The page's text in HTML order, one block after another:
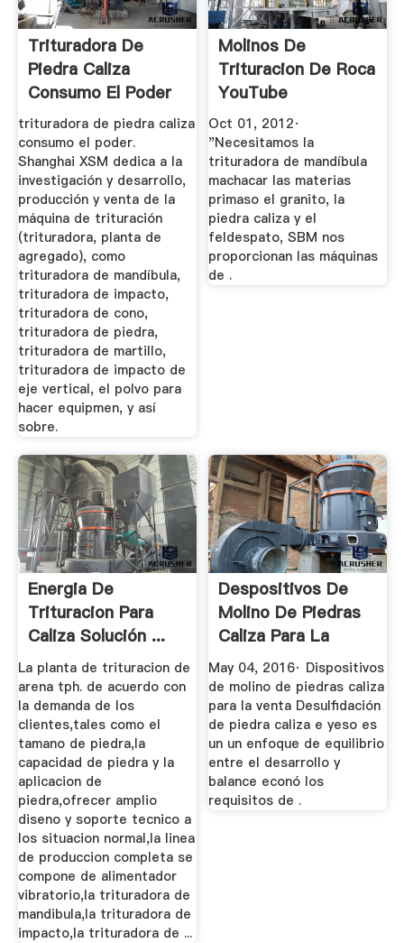
Trituradora De
Piedra Caliza
Consumo El Poder
...
trituradora de piedra caliza
consumo el poder.
Shanghai XSM dedica a la
investigación y desarrollo,
producción y venta de la
máquina de trituración
(trituradora, planta de
agregado), como
trituradora de mandíbula,
trituradora de impacto,
trituradora de cono,
trituradora de piedra,
trituradora de martillo,
trituradora de impacto de
eje vertical, el polvo para
hacer equipmen, y así
sobre.
Molinos De
Trituracion De Roca
YouTube
Oct 01, 2012·
"Necesitamos la
trituradora de mandíbula
machacar las materias
primaso el granito, la
piedra caliza y el
feldespato, SBM nos
proporcionan las máquinas
de .
Energia De
Trituracion Para
Caliza Solución ...
La planta de trituracion de
arena tph. de acuerdo con
la demanda de los
clientes,tales como el
tamano de piedra,la
capacidad de piedra y la
aplicacion de
piedra,ofrecer amplio
diseno y soporte tecnico a
los situacion normal,la linea
de produccion completa se
compone de alimentador
vibratorio,la trituradora de
mandibula,la trituradora de
impacto,la trituradora de ...
Despositivos De
Molino De Piedras
Caliza Para La
Venta ...
May 04, 2016· Dispositivos
de molino de piedras caliza
para la venta Desulfidación
de piedra caliza e yeso es
un un enfoque de equilibrio
entre el desarrollo y
balance econó los
requisitos de .